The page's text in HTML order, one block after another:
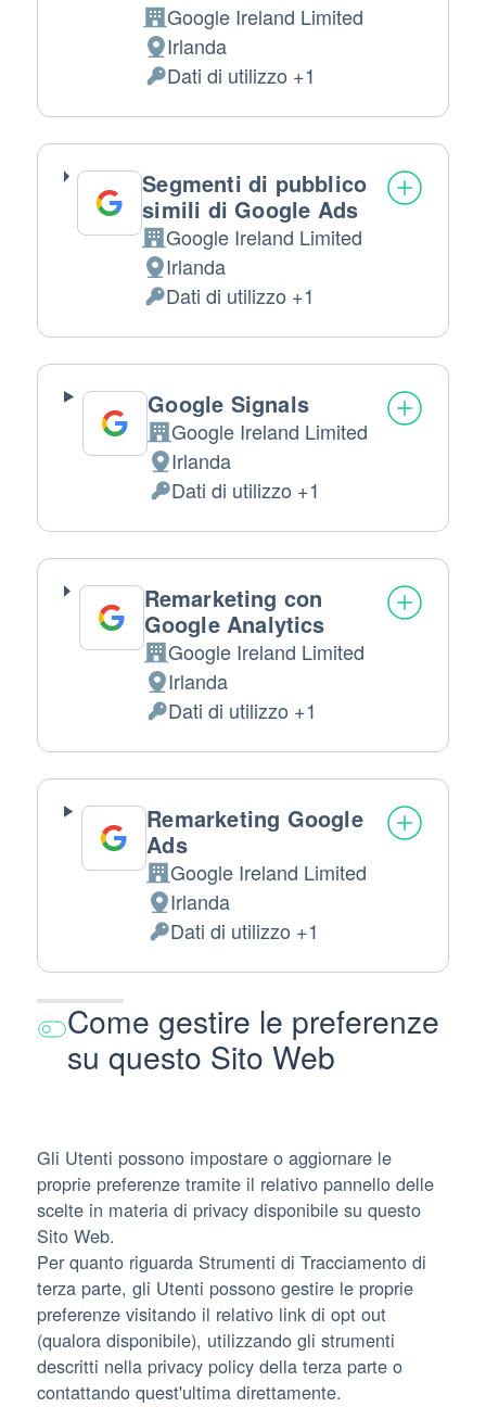
Azienda:
Google Ireland Limited
Luogo del trattamento:
Irlanda
Dati Personali trattati:
Dati di utilizzo +1
Segmenti di pubblico
simili di Google Ads
Azienda:
Google Ireland Limited
Luogo del trattamento:
Irlanda
Dati Personali trattati:
Dati di utilizzo +1
Google Signals
Azienda:
Google Ireland Limited
Luogo del trattamento:
Irlanda
Dati Personali trattati:
Dati di utilizzo +1
Remarketing con
Google Analytics
Azienda:
Google Ireland Limited
Luogo del trattamento:
Irlanda
Dati Personali trattati:
Dati di utilizzo +1
Remarketing Google
Ads
Azienda:
Google Ireland Limited
Luogo del trattamento:
Irlanda
Dati Personali trattati:
Dati di utilizzo +1
Come gestire le preferenze
su questo Sito Web
Gli Utenti possono impostare o aggiornare le
proprie preferenze tramite il relativo pannello delle
scelte in materia di privacy disponibile su questo
Sito Web.
Per quanto riguarda Strumenti di Tracciamento di
terza parte, gli Utenti possono gestire le proprie
preferenze visitando il relativo link di opt out
(qualora disponibile), utilizzando gli strumenti
descritti nella privacy policy della terza parte o
contattando quest'ultima direttamente.